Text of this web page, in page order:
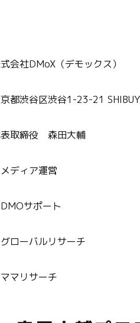
（デモックス）
谷1-23-21 SHIBUYA
森田大輔
メディア運営
ート
リサーチ
ーチ